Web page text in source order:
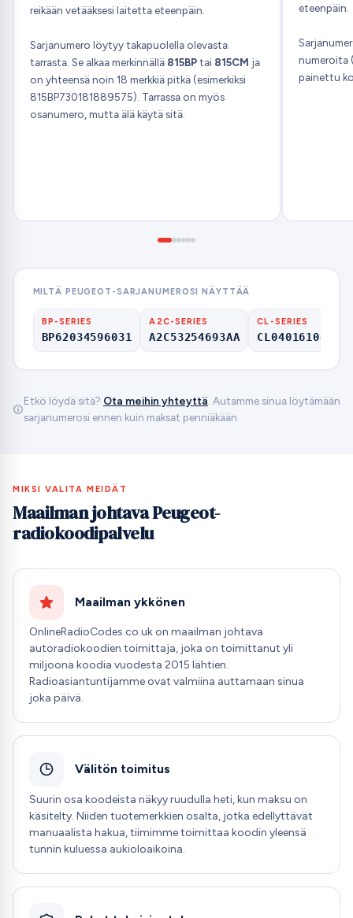
reikään vetääksesi laitetta eteenpäin.
Sarjanumero löytyy takapuolella olevasta
tarrasta. Se alkaa merkinnällä 815BPtai 815CM ja
on yhteensä noin 18 merkkiä pitkä (esimerkiksi
815BP730181889575). Tarrassa on myös
osanumero, mutta älä käytä sitä.
eteenpäin.
numeroita
painettu
MILTÄ PEUGEOT-SARJANUMEROSI NÄYTTÄÄ
BP-SERIES
BP62034596031
A2C-SERIES
A2C53254693AA
CL-SERIES
Etkö löydä sitä? Ota meihin yhteyttä . Autamme sinua löytämään
sarjanumerosi ennen kuin maksat penniäkään.
MIKSI VALITA MEIDÄT
Maailman johtava Peugeot-
radiokoodipalvelu
Maailman ykkönen
OnlineRadioCodes.co.uk on maailman johtava
autoradiokoodien toimittaja, joka on toimittanut yli
miljoona koodia vuodesta 2015 lähtien.
Radioasiantuntijamme ovat valmiina auttamaan sinua
joka päivä.
Välitön toimitus
Suurin osa koodeista näkyy ruudulla heti, kun maksu on
käsitelty. Niiden tuotemerkkien osalta, jotka edellyttävät
manuaalista hakua, tiimimme toimittaa koodin yleensä
tunnin kuluessa aukioloaikoina.